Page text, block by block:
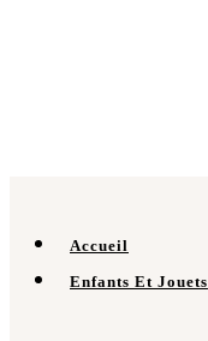
Accueil
Enfants Et Jouets